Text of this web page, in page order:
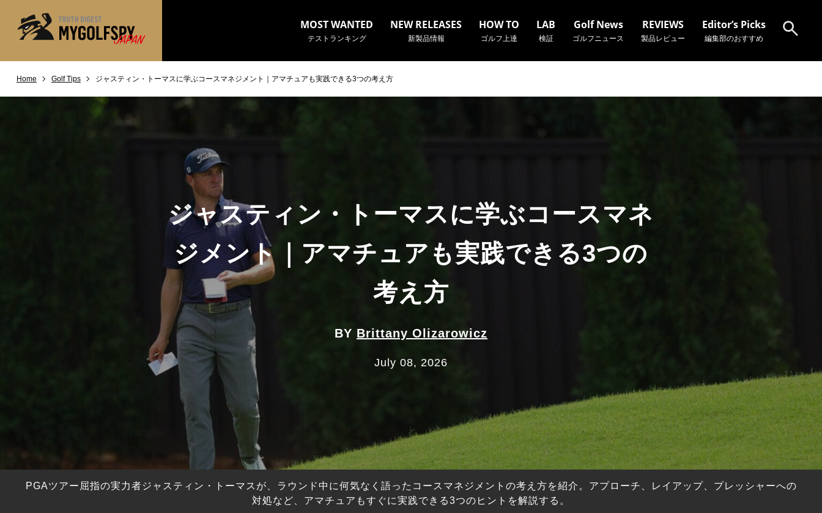
MOST WANTED
テストランキング
NEW RELEASES
新製品情報
HOW TO
ゴルフ上達
LAB
検証
Golf News
ゴルフニュース
REVIEWS
製品レビュー
Editor’s Picks
編集部のおすすめ
Home Golf Tips ジャスティン・トーマスに学ぶコースマネジメント｜アマチュアも実践できる3つの考え方
ジャスティン・トーマスに学ぶコースマネ
ジメント｜アマチュアも実践できる3つの
考え方
BY Brittany Olizarowicz
July 08, 2026
PGAツアー屈指の実力者ジャスティン・トーマスが、ラウンド中に何気なく語ったコースマネジメントの考え方を紹介。アプローチ、レイアップ、プレッシャーへの
対処など、アマチュアもすぐに実践できる3つのヒントを解説する。
MOST WANTED
フェアウェイウッド
Our Mission 私たちの使命